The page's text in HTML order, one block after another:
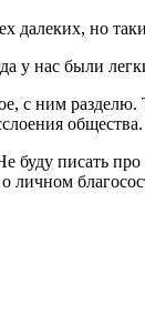
далеких, но
у нас были
с ним
общества.
писать